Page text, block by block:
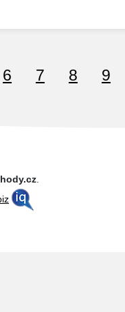
6 7 8 9
.